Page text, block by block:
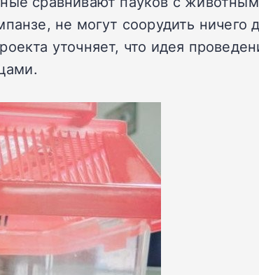
не могут соорудить ничего
уточняет, что идея